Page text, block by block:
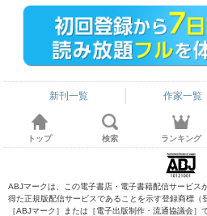
新刊一覧 作家一覧
トップ 検索 ランキング
ABJマークは、この電子書店・電子書籍配信サービス
得た正規版配信サービスであることを示す登録商標
［ABJマーク］または［電子出版制作・流通協議会］